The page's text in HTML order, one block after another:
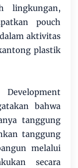
lingkungan,
pouch
aktivitas
plastik
bahwa
tanggung
tanggung
melalui
secara